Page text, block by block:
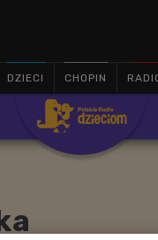
DZIECI CHOPIN